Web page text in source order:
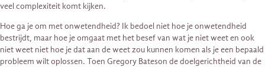
veel complexiteit komt kijken.
Hoe ga je om met onwetendheid? Ik bedoel niet hoe je onwetendheid
bestrijdt, maar hoe je omgaat met het besef van wat je niet weet en ook
niet weet niet hoe je dat aan de weet zou kunnen komen als je een bepaald
probleem wilt oplossen. Toen Gregory Bateson de doelgerichtheid van de